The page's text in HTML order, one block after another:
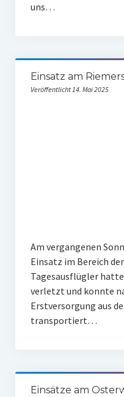
uns…
Einsatz am
Veröffentlicht 14. Mai 2025
Am vergangenen
Einsatz im Bereich
Tagesausflügler
verletzt und konnte
Erstversorgung aus
transportiert…
Einsätze am